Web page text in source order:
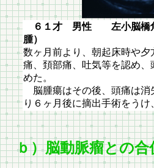
６１才 男性 左小脳橋角
腫）
数ヶ月前より、朝起床時や
痛、頚部痛、吐気等を認め
めた。
脳腫瘍はその後、頭痛は消
り６ヶ月後に摘出手術をうけ
ｂ）脳動脈瘤との合